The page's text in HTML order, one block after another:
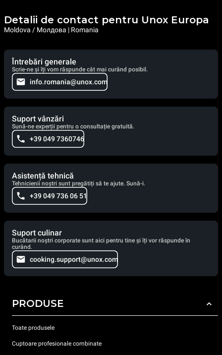
Detalii de contact pentru Unox Europa
Moldova / Молдова | Romania
Întrebări generale
Scrie-ne și îți vom răspunde cât mai curând posibil.
info.romania@unox.com
Suport vânzări
Sună-ne experții pentru o consultație gratuită.
+39 049 7360746
Asistență tehnică
Tehnicienii noștri sunt pregătiți să te ajute. Sună-i.
+39 049 736 06 51
Suport culinar
Bucătarii noștri corporate sunt aici pentru tine și îți vor răspunde în
curând.
cooking.support@unox.com
PRODUSE
Toate produsele
Cuptoare profesionale combinate